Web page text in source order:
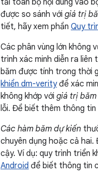
tải toàn bộ nội dung vào
được so sánh với giá trị
tiết, hãy xem phần Quy
Các phân vùng lớn không
trình xác minh diễn ra
băm được tính trong thời
khiển dm-verityđể xác
không khớp với giá trị
lỗi. Để biết thêm thông
Các hàm băm dự kiến
chuyên dụng hoặc cả
cậy. Ví dụ: quy trình triển
Android để biết thông tin